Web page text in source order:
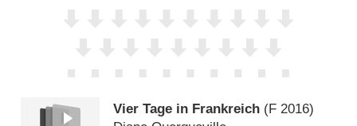
Vier Tage in Frankreich (F 2016)